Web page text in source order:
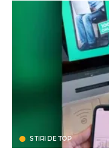
STIRI DE TOP